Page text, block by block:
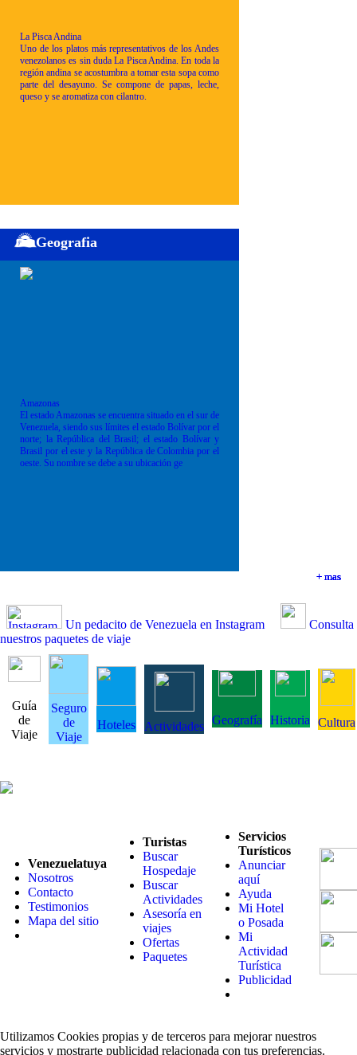
+ mas
+ mas
La Pisca Andina
Uno de los platos más representativos de los Andes
venezolanos es sin duda La Pisca Andina. En toda la
región andina se acostumbra a tomar esta sopa como
parte del desayuno. Se compone de papas, leche,
queso y se aromatiza con cilantro.
+ mas
Geografia
Amazonas
El estado Amazonas se encuentra situado en el sur de
Venezuela, siendo sus límites el estado Bolívar por el
norte; la República del Brasil; el estado Bolívar y
Brasil por el este y la República de Colombia por el
oeste. Su nombre se debe a su ubicación ge
+ mas
Un pedacito de Venezuela en Instagram
Consulta
nuestros paquetes de viaje
Guía
de
Viaje
Seguro
de
Viaje
Hoteles Actividades Geografía Historia Cultura
Venezuelatuya
Nosotros
Contacto
Testimonios
Mapa del sitio
Turistas
Buscar
Hospedaje
Buscar
Actividades
Asesoría en
viajes
Ofertas
Paquetes
Servicios
Turísticos
Anunciar
aquí
Ayuda
Mi Hotel
o Posada
Mi
Actividad
Turística
Publicidad
Utilizamos Cookies propias y de terceros para mejorar nuestros
servicios y mostrarte publicidad relacionada con tus preferencias.